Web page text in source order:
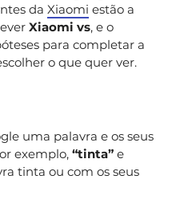
da Xiaomi estão a
Xiaomi vs, e o
para completar a
o que quer ver.
uma palavra e os seus
exemplo, “tinta” e
tinta ou com os seus